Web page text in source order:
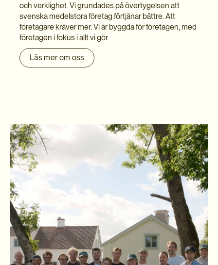
och verklighet. Vi grundades på övertygelsen att
svenska medelstora företag förtjänar bättre. Att
företagare kräver mer. Vi är byggda för företagen, med
företagen i fokus i allt vi gör.
Läs mer om oss